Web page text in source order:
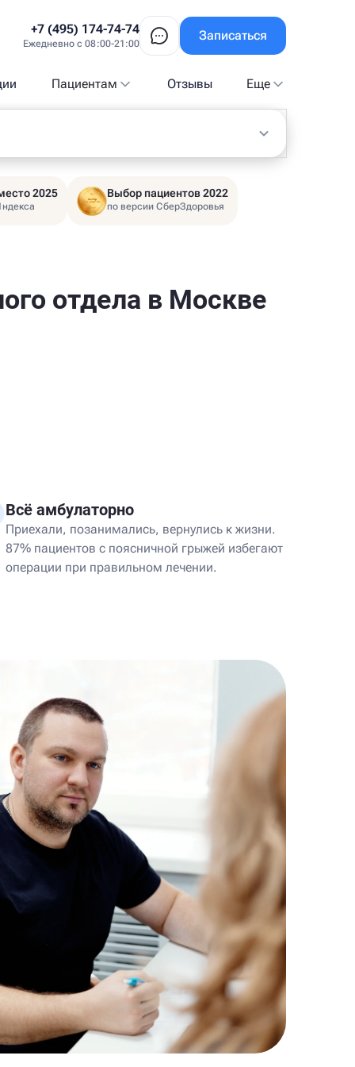
+7 (495) 174-74-74
Ежедневно с 08:00-21:00
Записаться
Пациентам Отзывы Еще
2025 Выбор пациентов 2022
по версии СберЗдоровья
отдела в Москве
Всё амбулаторно
Приехали, позанимались, вернулись к жизни.
87% пациентов с поясничной грыжей избегают
операции при правильном лечении.